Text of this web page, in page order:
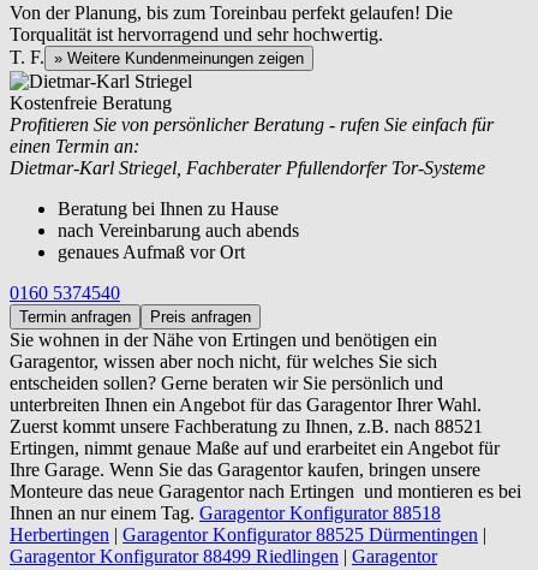
Von der Planung, bis zum Toreinbau perfekt gelaufen! Die
Torqualität ist hervorragend und sehr hochwertig.
T. F. » Weitere Kundenmeinungen zeigen
Kostenfreie Beratung
Profitieren Sie von persönlicher Beratung - rufen Sie einfach für
einen Termin an:
Dietmar-Karl Striegel, Fachberater Pfullendorfer Tor-Systeme
Beratung bei Ihnen zu Hause
nach Vereinbarung auch abends
genaues Aufmaß vor Ort
0160 5374540
Termin anfragen Preis anfragen
Sie wohnen in der Nähe von Ertingen und benötigen ein
Garagentor, wissen aber noch nicht, für welches Sie sich
entscheiden sollen? Gerne beraten wir Sie persönlich und
unterbreiten Ihnen ein Angebot für das Garagentor Ihrer Wahl.
Zuerst kommt unsere Fachberatung zu Ihnen, z.B. nach 88521
Ertingen, nimmt genaue Maße auf und erarbeitet ein Angebot für
Ihre Garage. Wenn Sie das Garagentor kaufen, bringen unsere
Monteure das neue Garagentor nach Ertingen und montieren es bei
Ihnen an nur einem Tag. Garagentor Konfigurator 88518
Herbertingen | Garagentor Konfigurator 88525 Dürmentingen |
Garagentor Konfigurator 88499 Riedlingen | Garagentor